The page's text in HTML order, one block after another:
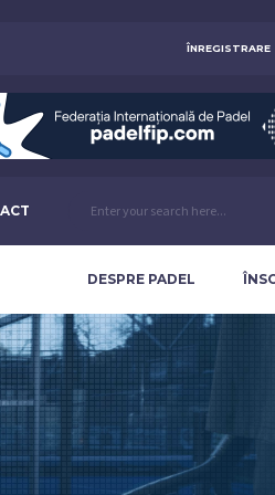
ÎNREGISTRARE
DESPRE PADEL